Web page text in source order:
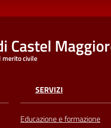
Castel
merito civile
SERVIZI
Educazione e formazione